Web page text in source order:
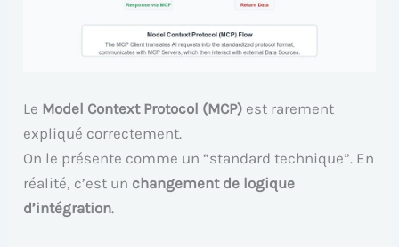
Le Model Context Protocol (MCP) est rarement
expliqué correctement.
On le présente comme un “standard technique”. En
réalité, c’est un changement de logique
d’intégration.